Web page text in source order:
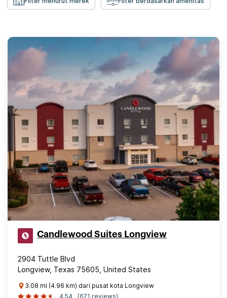
Candlewood Suites Longview
2904 Tuttle Blvd
Longview, Texas 75605, United States
3.08 mi (4.96 km) dari pusat kota Longview
4.54
(671 reviews)